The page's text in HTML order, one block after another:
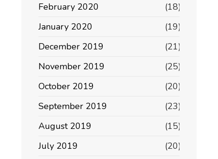
February 2020
(18)
January 2020
(19)
December 2019
(21)
November 2019
(25)
October 2019
(20)
September 2019
(23)
August 2019
(15)
July 2019
(20)